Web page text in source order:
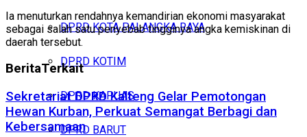
DPRD KOTA PALANGKA RAYA
DPRD KOTIM
DPRD KAPUAS
DPRD BARUT
Ia menuturkan rendahnya kemandirian ekonomi masyarakat
sebagai salah satu penyebab tingginya angka kemiskinan di
daerah tersebut.
BeritaTerkait
Sekretariat DPRD Kalteng Gelar Pemotongan
Hewan Kurban, Perkuat Semangat Berbagi dan
Kebersamaan